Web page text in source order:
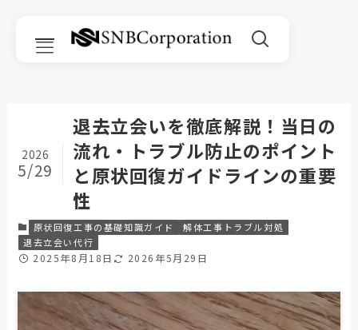
サービス一覧
原状回復工事
リフォーム
内装工事
退去立会いを徹底解説！当日の
流れ・トラブル防止のポイント
と原状回復ガイドラインの重要
性
2026
5/29
原状回復工事の基礎知識ガイド
解体工事トラブル対処
退去立会い代行
2025年8月18日 2026年5月29日